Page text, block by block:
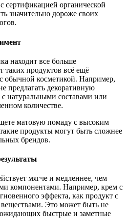
сертификацией органической
значительно дороже своих
находит все больше
таких продуктов всё ещё
обычной косметикой. Например,
предлагать декоративную
натуральными составами или
количестве.
матовую помаду с высоким
продукты могут быть сложнее
брендов.
мягче и медленнее, чем
компонентами. Например, крем с
эффекта, как продукт с
Это может быть не
ожидающих быстрые и заметные